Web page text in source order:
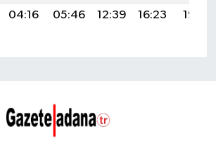
04:16 05:46 12:39 16:23 19:22